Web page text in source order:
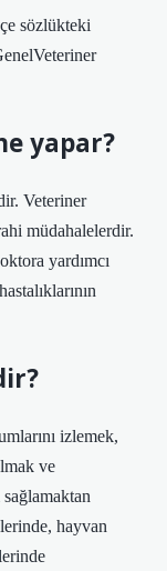
sözlükteki
yapar?
Veteriner
müdahalelerdir.
yardımcı
izlemek,
ve
hayvan